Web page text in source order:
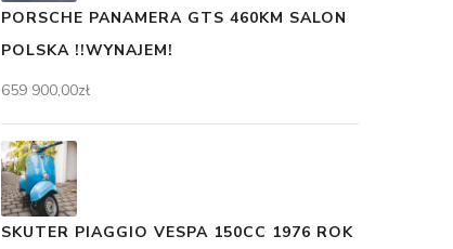
PORSCHE PANAMERA GTS 460KM SALON
POLSKA !!WYNAJEM!
659 900,00zł
SKUTER PIAGGIO VESPA 150CC 1976 ROK